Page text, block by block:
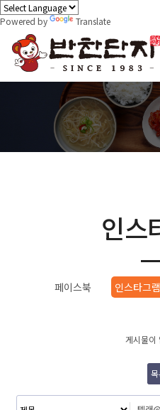
Powered by Translate
인스
페이스북 인스타그램
게시물이